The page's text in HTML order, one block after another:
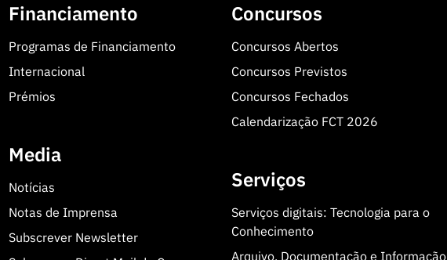
Financiamento
Programas de Financiamento
Internacional
Prémios
Media
Notícias
Notas de Imprensa
Subscrever Newsletter
Concursos
Concursos Abertos
Concursos Previstos
Concursos Fechados
Calendarização FCT 2026
Serviços
Serviços digitais: Tecnologia para o
Conhecimento
Arquivo, Documentação e Informação